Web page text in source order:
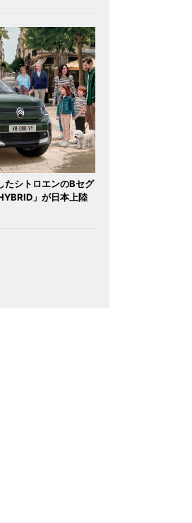
たシトロエンのBセグ
」が日本上陸